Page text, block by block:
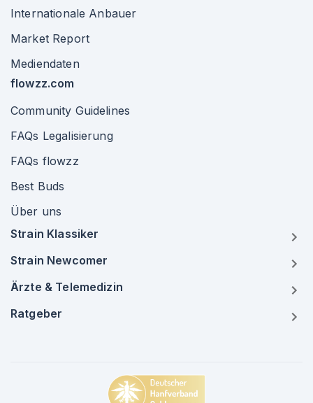
Internationale Anbauer
Market Report
Mediendaten
flowzz.com
Community Guidelines
FAQs Legalisierung
FAQs flowzz
Best Buds
Über uns
Strain Klassiker
Strain Newcomer
Ärzte & Telemedizin
Ratgeber